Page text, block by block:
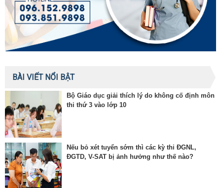
BÀI VIẾT NỔI BẬT
Bộ Giáo dục giải thích lý do không cố định môn
thi thứ 3 vào lớp 10
Nếu bỏ xét tuyển sớm thì các kỳ thi ĐGNL,
ĐGTD, V-SAT bị ảnh hưởng như thế nào?